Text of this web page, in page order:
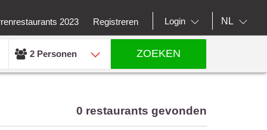
2023 Registreren Login NL
2 Personen ZOEKEN
0 restaurants gevonden